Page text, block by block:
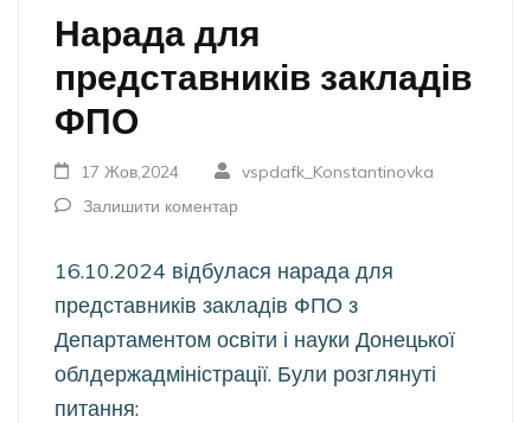
Нарада для
представників закладів
ФПО
17 Жов,2024
vspdafk_Konstantinovka
Залишити коментар
16.10.2024 відбулася нарада для
представників закладів ФПО з
Департаментом освіти і науки Донецької
облдержадміністрації. Були розглянуті
питання: